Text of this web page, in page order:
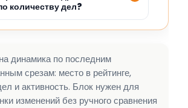
количеству дел?
динамика по последним
срезам: место в рейтинге,
и активность. Блок нужен для
изменений без ручного сравнения